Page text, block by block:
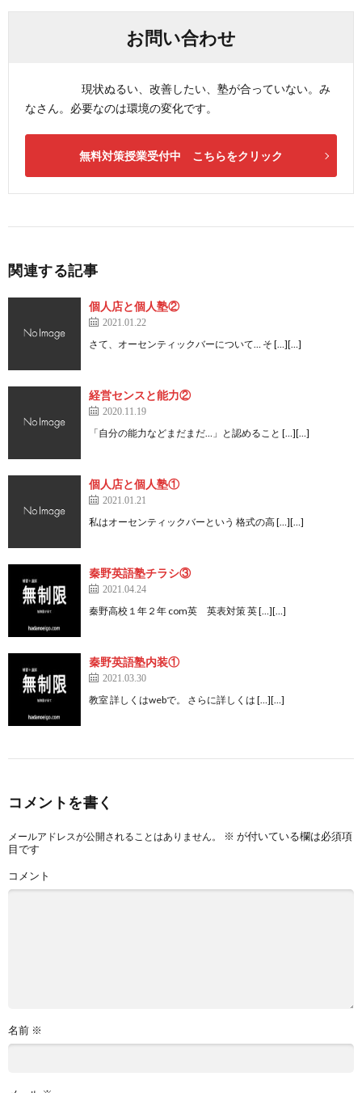
お問い合わせ
現状ぬるい、改善したい、塾が合っていない。み
なさん。必要なのは環境の変化です。
無料対策授業受付中 こちらをクリック
関連する記事
個人店と個人塾②
2021.01.22
さて、オーセンティックバーについて… そ […][…]
経営センスと能力②
2020.11.19
「自分の能力などまだまだ…」と認めること […][…]
個人店と個人塾①
2021.01.21
私はオーセンティックバーという 格式の高 […][…]
秦野英語塾チラシ③
2021.04.24
秦野高校１年２年 com英 英表対策 英 […][…]
秦野英語塾内装①
2021.03.30
教室 詳しくはwebで。 さらに詳しくは […][…]
コメントを書く
メールアドレスが公開されることはありません。 ※ が付いている欄は必須項
目です
コメント
名前 ※